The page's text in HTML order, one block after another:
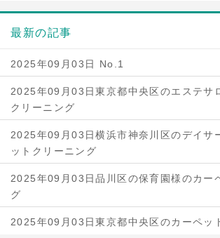
最新の記事
2025年09月03日 No.1
2025年09月03日東京都中央区のエステサ
クリーニング
2025年09月03日横浜市神奈川区のデイサ
ットクリーニング
2025年09月03日品川区の保育園様のカー
グ
2025年09月03日東京都中央区のカーペッ